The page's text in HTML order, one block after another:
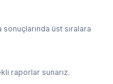
üst sıralara
raporlar sunarız.